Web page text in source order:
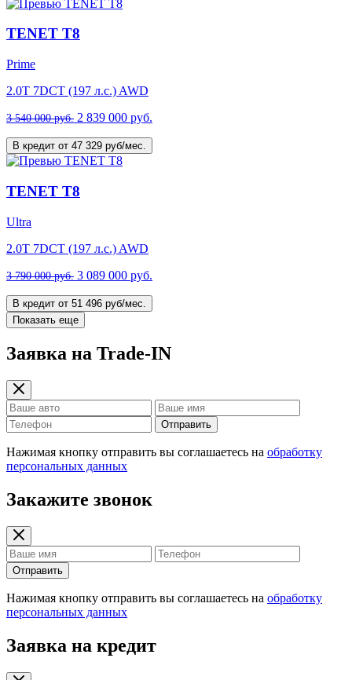
TENET T8
Prime
2.0T 7DCT (197 л.с.) AWD
3 540 000 руб. 2 839 000 руб.
В кредит от 47 329 руб/мес.
TENET T8
Ultra
2.0T 7DCT (197 л.с.) AWD
3 790 000 руб. 3 089 000 руб.
В кредит от 51 496 руб/мес.
Показать еще
Заявка на Trade-IN
Отправить
Нажимая кнопку отправить вы соглашаетесь на обработку
персональных данных
Закажите звонок
Отправить
Нажимая кнопку отправить вы соглашаетесь на обработку
персональных данных
Заявка на кредит